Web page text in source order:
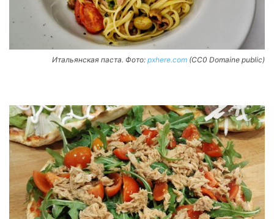
Итальянская паста. Фото: pxhere.com (CC0 Domaine public)